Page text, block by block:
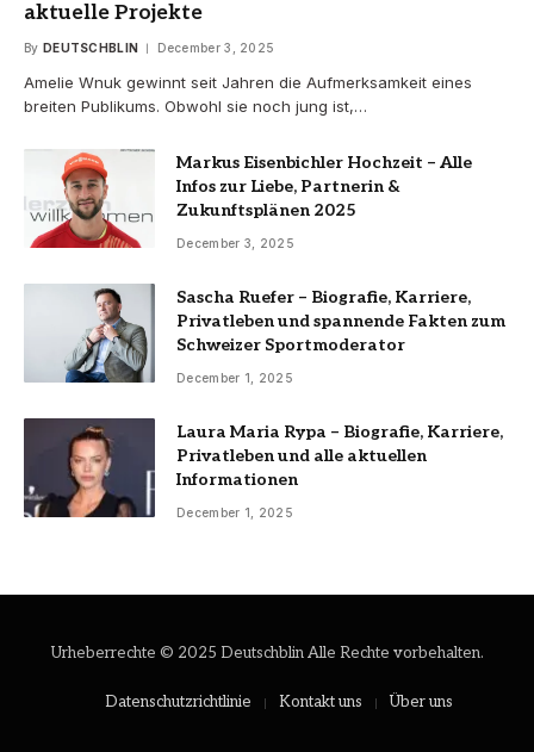
aktuelle Projekte
By DEUTSCHBLIN December 3, 2025
Amelie Wnuk gewinnt seit Jahren die Aufmerksamkeit eines
breiten Publikums. Obwohl sie noch jung ist,…
Markus Eisenbichler Hochzeit – Alle
Infos zur Liebe, Partnerin &
Zukunftsplänen 2025
December 3, 2025
Sascha Ruefer – Biografie, Karriere,
Privatleben und spannende Fakten zum
Schweizer Sportmoderator
December 1, 2025
Laura Maria Rypa – Biografie, Karriere,
Privatleben und alle aktuellen
Informationen
December 1, 2025
Urheberrechte © 2025 Deutschblin Alle Rechte vorbehalten.
Datenschutzrichtlinie Kontakt uns Über uns